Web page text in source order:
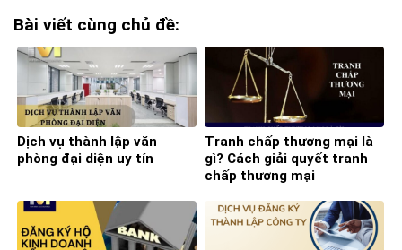
Bài viết cùng chủ đề:
Dịch vụ thành lập văn
phòng đại diện uy tín
Tranh chấp thương mại là
gì? Cách giải quyết tranh
chấp thương mại